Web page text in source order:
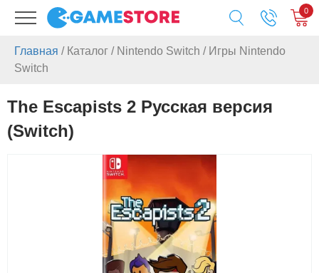
0
Главная / Каталог / Nintendo Switch / Игры Nintendo
Switch
The Escapists 2 Русская версия
(Switch)